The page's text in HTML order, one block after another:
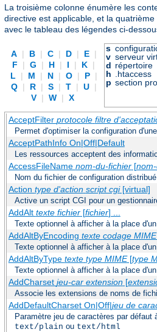
La troisième colonne énumère les
directive est applicable, et la
avec le tableau des légendes ci-
A | B | C | D | E |
F
| G | H | I | K |
L
| M | N | O | P |
Q | R | S | T | U |
V | W | X
s
v serveur
d répertoire
h
.htaccess
p section
AcceptFilter protocole filtre
Permet d'optimiser la configuration
AcceptPathInfo On|Off|Default
Les ressources acceptent des
AccessFileName nom-du-fichier[
Nom du fichier de configuration distribué
Action type d'action script cgi[virtual]
Active un script CGI pour un
AddAlt texte fichier[fichier] ...
Texte optionnel à afficher à la place
AddAltByEncoding texte codage MIME
Texte optionnel à afficher à la place
AddAltByType texte type MIME[type
Texte optionnel à afficher à la place
AddCharset jeu-car extension[
Associe les extensions de noms de
AddDefaultCharset On|Off|jeu de
Paramètre jeu de caractères par
text/plain ou text/html